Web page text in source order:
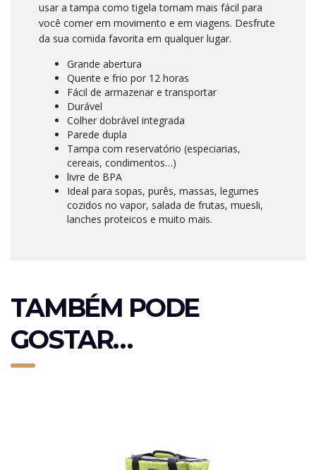
usar a tampa como tigela tornam mais fácil para
você comer em movimento e em viagens. Desfrute
da sua comida favorita em qualquer lugar.
Grande abertura
Quente e frio por 12 horas
Fácil de armazenar e transportar
Durável
Colher dobrável integrada
Parede dupla
Tampa com reservatório (especiarias,
cereais, condimentos…)
livre de BPA
Ideal para sopas, purês, massas, legumes
cozidos no vapor, salada de frutas, muesli,
lanches proteicos e muito mais.
TAMBÉM PODE
GOSTAR…